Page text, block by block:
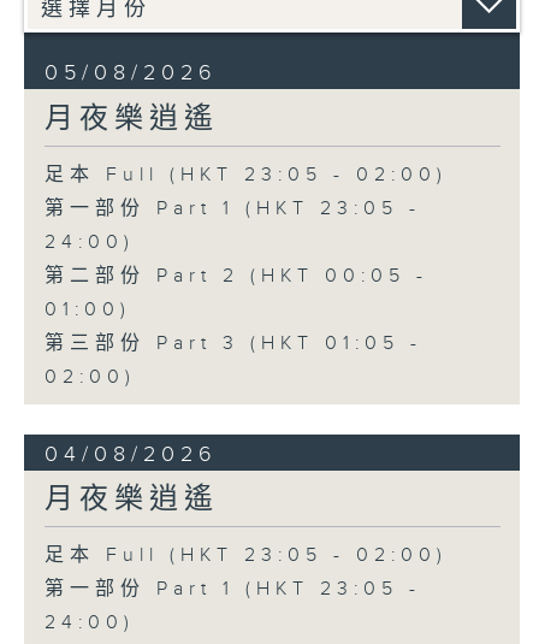
05/08/2026
月夜樂逍遙
足本 Full (HKT 23:05 - 02:00)
第一部份 Part 1 (HKT 23:05 -
24:00)
第二部份 Part 2 (HKT 00:05 -
01:00)
第三部份 Part 3 (HKT 01:05 -
02:00)
04/08/2026
月夜樂逍遙
足本 Full (HKT 23:05 - 02:00)
第一部份 Part 1 (HKT 23:05 -
24:00)